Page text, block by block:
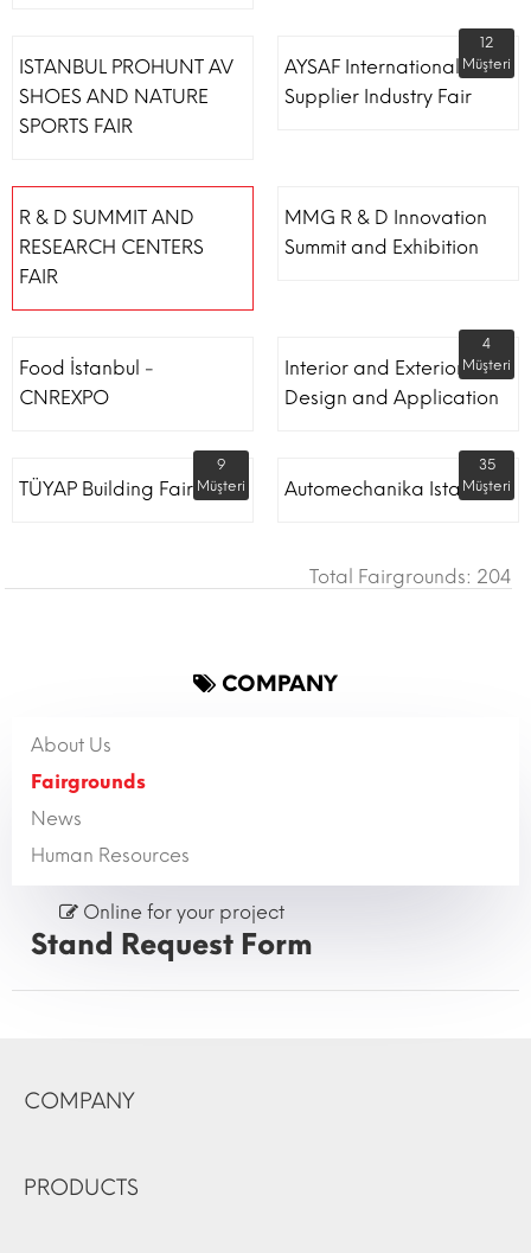
ISTANBUL PROHUNT AV
SHOES AND NATURE
SPORTS FAIR
AYSAF International Shoe
Supplier Industry Fair
12
Müşteri
R & D SUMMIT AND
RESEARCH CENTERS
FAIR
MMG R & D Innovation
Summit and Exhibition
Food İstanbul -
CNREXPO
Interior and Exterior
Design and Application
4
Müşteri
TÜYAP Building Fair
9
Müşteri
Automechanika Istanbul
35
Müşteri
Total Fairgrounds: 204
COMPANY
About Us
Fairgrounds
News
Human Resources
Online for your project
Stand Request Form
COMPANY
PRODUCTS